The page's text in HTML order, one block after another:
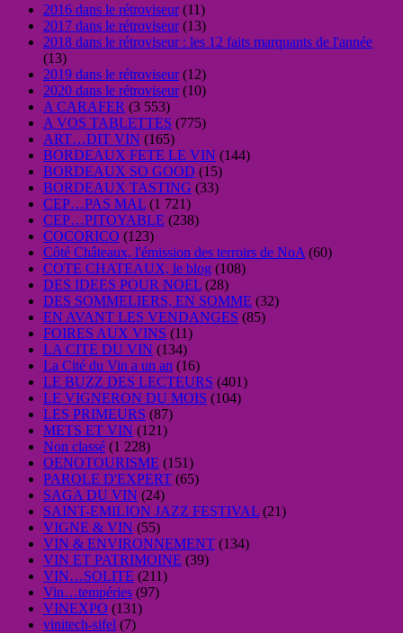
2016 dans le rétroviseur(11)
2017 dans le rétroviseur(13)
2018 dans le rétroviseur : les 12 faits marquants de l'année
(13)
2019 dans le rétroviseur(12)
2020 dans le rétroviseur(10)
A CARAFER (3 553)
A VOS TABLETTES (775)
ART…DIT VIN (165)
BORDEAUX FETE LE VIN (144)
BORDEAUX SO GOOD (15)
BORDEAUX TASTING (33)
CEP…PAS MAL (1 721)
CEP…PITOYABLE (238)
COCORICO (123)
Côté Châteaux, l'émission des terroirs de NoA (60)
COTE CHATEAUX, le blog (108)
DES IDEES POUR NOEL (28)
DES SOMMELIERS, EN SOMME (32)
EN AVANT LES VENDANGES (85)
FOIRES AUX VINS (11)
LA CITE DU VIN (134)
La Cité du Vin a un an (16)
LE BUZZ DES LECTEURS (401)
LE VIGNERON DU MOIS (104)
LES PRIMEURS (87)
METS ET VIN (121)
Non classé (1 228)
OENOTOURISME (151)
PAROLE D'EXPERT (65)
SAGA DU VIN (24)
SAINT-EMILION JAZZ FESTIVAL (21)
VIGNE & VIN (55)
VIN & ENVIRONNEMENT (134)
VIN ET PATRIMOINE (39)
VIN…SOLITE (211)
Vin…tempéries (97)
VINEXPO (131)
vinitech-sifel (7)